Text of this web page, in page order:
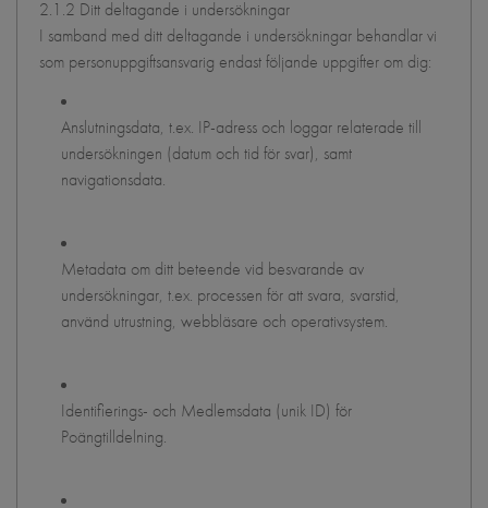
2.1.2 Ditt deltagande i undersökningar
I samband med ditt deltagande i undersökningar behandlar vi
som personuppgiftsansvarig endast följande uppgifter om dig:
Anslutningsdata, t.ex. IP-adress och loggar relaterade till
undersökningen (datum och tid för svar), samt
navigationsdata.
Metadata om ditt beteende vid besvarande av
undersökningar, t.ex. processen för att svara, svarstid,
använd utrustning, webbläsare och operativsystem.
Identifierings- och Medlemsdata (unik ID) för
Poängtilldelning.